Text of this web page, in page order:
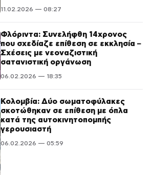
11.02.2026 — 08:27
Φλόριντα: Συνελήφθη 14χρονος
που σχεδίαζε επίθεση σε εκκλησία –
Σχέσεις με νεοναζιστική
σατανιστική οργάνωση
06.02.2026 — 18:35
Κολομβία: Δύο σωματοφύλακες
σκοτώθηκαν σε επίθεση με όπλα
κατά της αυτοκινητοπομπής
γερουσιαστή
06.02.2026 — 05:59